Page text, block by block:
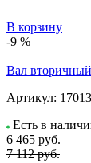
В корзину
-9 %
Вал
Артикул:
Есть в
6 465 руб.
7 112 руб.